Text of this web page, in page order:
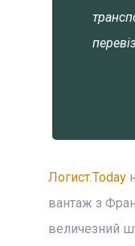
Логист.Today
вантаж з
величезний